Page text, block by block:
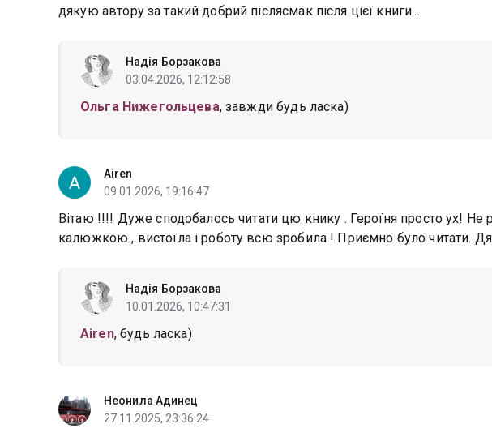
дякую автору за такий добрий післясмак після цієї книги...
Надія Борзакова
03.04.2026, 12:12:58
Ольга Нижегольцева, завжди будь ласка)
Airen
09.01.2026, 19:16:47
Вітаю !!!! Дуже сподобалось читати цю книку . Героїня просто ух! Не
калюжкою , вистоїла і роботу всю зробила ! Приємно було читати.
Надія Борзакова
10.01.2026, 10:47:31
Airen, будь ласка)
Неонила Адинец
27.11.2025, 23:36:24